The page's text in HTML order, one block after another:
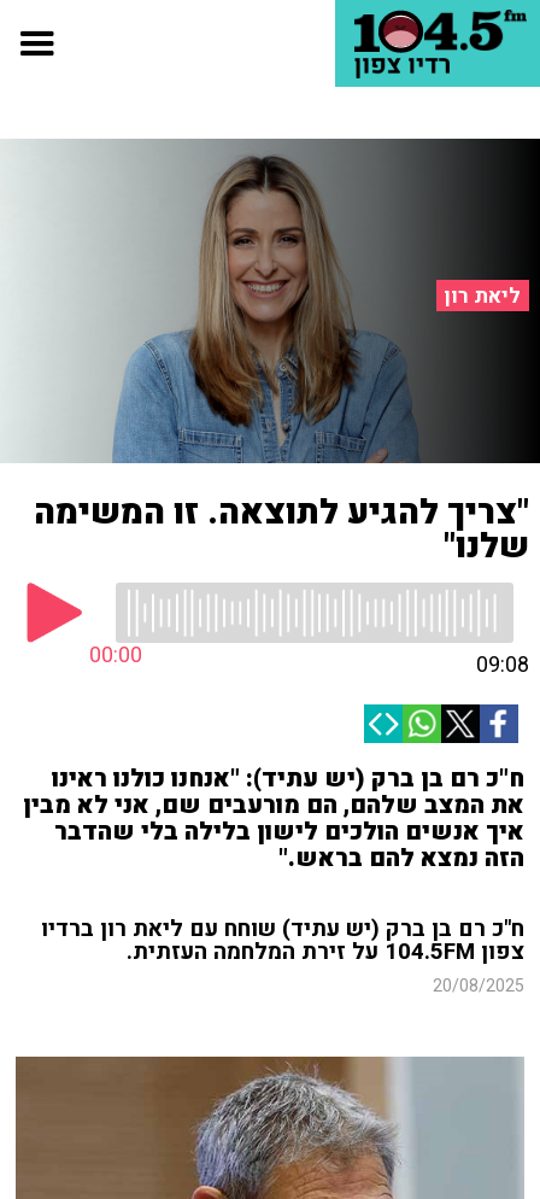
ליאת רון
"צריך להגיע לתוצאה. זו המשימה
שלנו"
00:00 09:08
ח"כ רם בן ברק (יש עתיד): "אנחנו כולנו ראינו
את המצב שלהם, הם מורעבים שם, אני לא מבין
איך אנשים הולכים לישון בלילה בלי שהדבר
הזה נמצא להם בראש."
ח"כ רם בן ברק (יש עתיד) שוחח עם ליאת רון ברדיו
צפון 104.5FM על זירת המלחמה העזתית.
20/08/2025